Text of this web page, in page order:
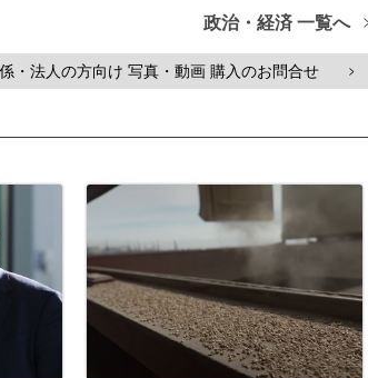
政治・経済 一覧へ
・法人の方向け 写真・動画 購入のお問合せ >